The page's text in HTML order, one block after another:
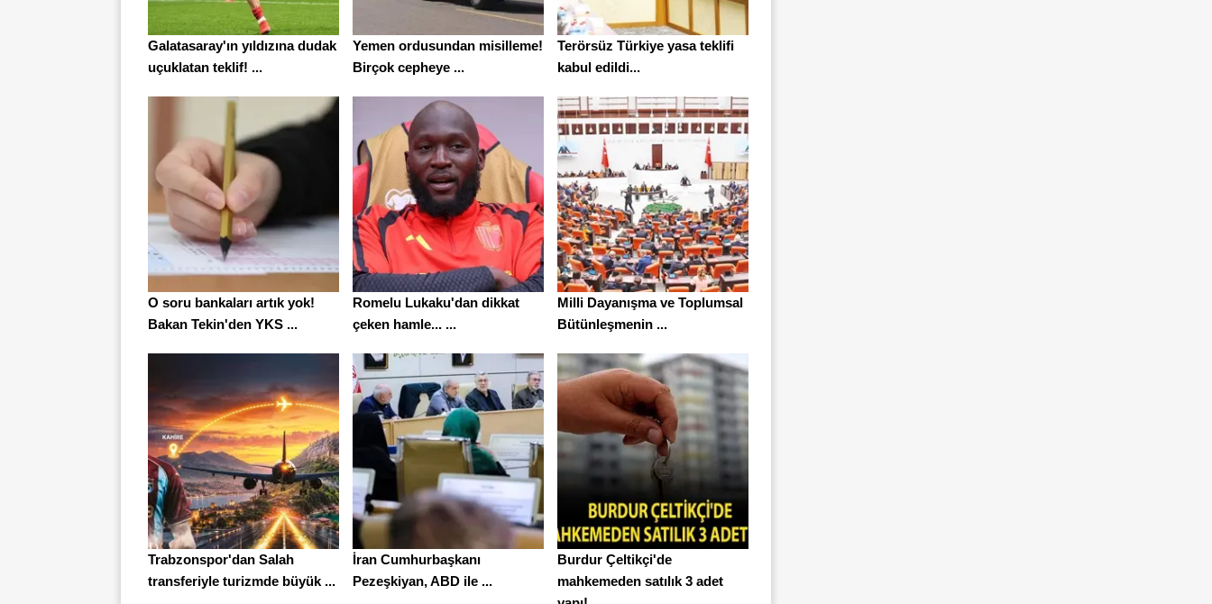
Galatasaray'ın yıldızına dudak
uçuklatan teklif! ...
Yemen ordusundan misilleme!
Birçok cepheye ...
Terörsüz Türkiye yasa teklifi
kabul edildi...
O soru bankaları artık yok!
Bakan Tekin'den YKS ...
Romelu Lukaku'dan dikkat
çeken hamle... ...
Milli Dayanışma ve Toplumsal
Bütünleşmenin ...
Trabzonspor'dan Salah
transferiyle turizmde büyük ...
İran Cumhurbaşkanı
Pezeşkiyan, ABD ile ...
Burdur Çeltikçi'de
mahkemeden satılık 3 adet